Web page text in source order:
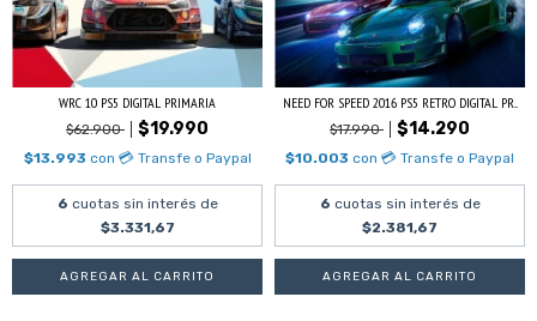
WRC 10 PS5 DIGITAL PRIMARIA
$62.900 $19.990
$13.993 con 💳 Transfe o Paypal
6 cuotas sin interés de
$3.331,67
NEED FOR SPEED 2016 PS5 RETRO DIGITAL PR...
$17.990 $14.290
$10.003 con 💳 Transfe o Paypal
6 cuotas sin interés de
$2.381,67